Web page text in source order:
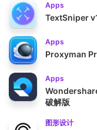
Apps
TextSniper
Apps
Proxyman
Apps
破解版
图形设计